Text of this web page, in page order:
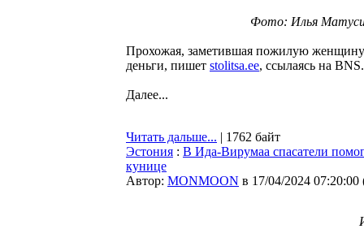
Фото: Илья
Прохожая, заметившая пожилую женщину
деньги, пишет stolitsa.ee, ссылаясь на BNS.
Далее...
Читать дальше... | 1762 байт
Эстония : В Ида-Вирумаа спасатели
кунице
Автор: MONMOON в 17/04/2024 07:20:00